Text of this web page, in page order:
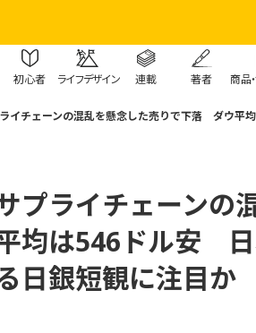
初心者 ライフデザイン 連載 著者 商品・
ライチェーンの混乱を懸念した売りで下落 ダウ
プライチェーンの
均は546ドル安 日
日銀短観に注目か